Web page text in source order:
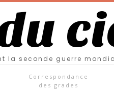
la seconde guerre
Correspondance
des grades